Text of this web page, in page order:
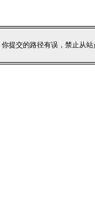
你提交的路径有误，禁止从